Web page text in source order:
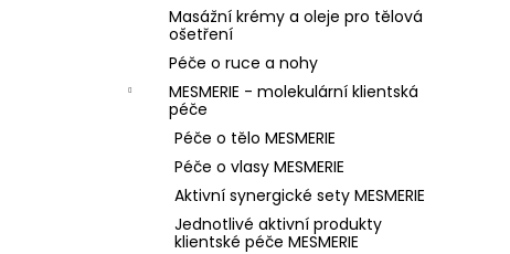
Masážní krémy a oleje pro tělová
ošetření
Péče o ruce a nohy
MESMERIE - molekulární klientská
péče
Péče o tělo MESMERIE
Péče o vlasy MESMERIE
Aktivní synergické sety MESMERIE
Jednotlivé aktivní produkty
klientské péče MESMERIE